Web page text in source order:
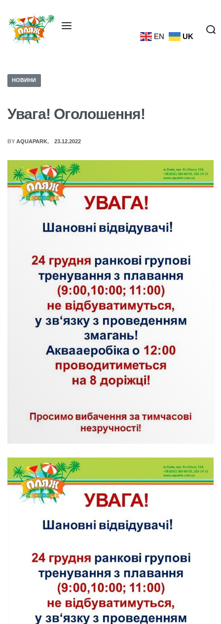
EN UK
НОВИНИ
Увага! Оголошення!
BY AQUAPARK 23.12.2022